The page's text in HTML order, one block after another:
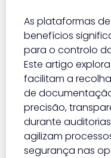
As plataformas
benefícios
para o controlo
Este artigo
facilitam a
de
precisão,
durante
agilizam
segurança nas